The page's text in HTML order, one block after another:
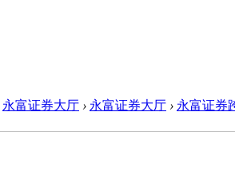
永富证券大厅 › 永富证券大厅 › 永富证券